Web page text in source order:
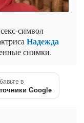
символ
Надежда
снимки.
в
Google